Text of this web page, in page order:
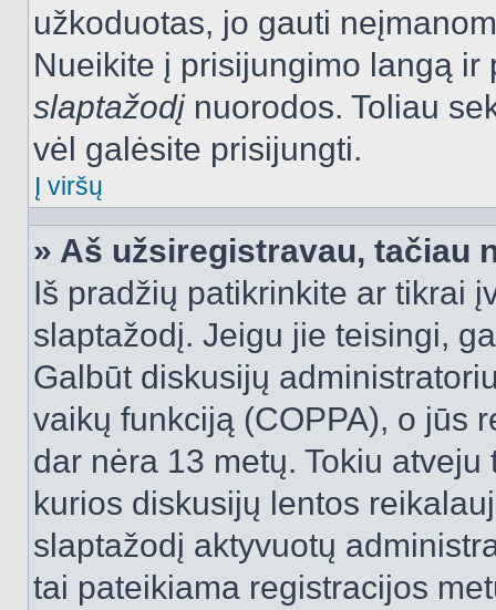
užkoduotas, jo gauti
Nueikite į prisijungimo langą
slaptažodįnuorodos. Toliau
vėl galėsite prisijungti.
Į viršų
» Aš užsiregistravau, tačiau
Iš pradžių patikrinkite ar tikrai
slaptažodį. Jeigu jie teisingi,
Galbūt diskusijų
vaikų funkciją (COPPA), o jūs
dar nėra 13 metų. Tokiu
kurios diskusijų lentos
slaptažodį aktyvuotų
tai pateikiama registracijos